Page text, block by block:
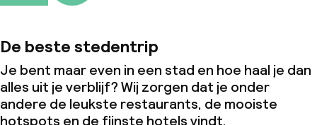
De beste stedentrip
Je bent maar even in een stad en hoe haal je dan
alles uit je verblijf? Wij zorgen dat je onder
andere de leukste restaurants, de mooiste
hotspots en de fijnste hotels vindt.